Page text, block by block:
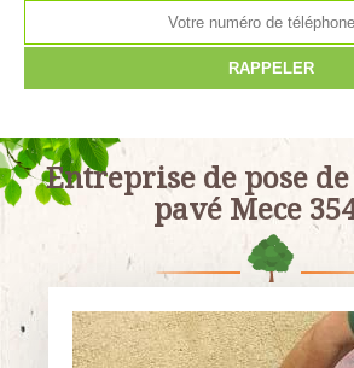
Entreprise de pose
pavé Mece